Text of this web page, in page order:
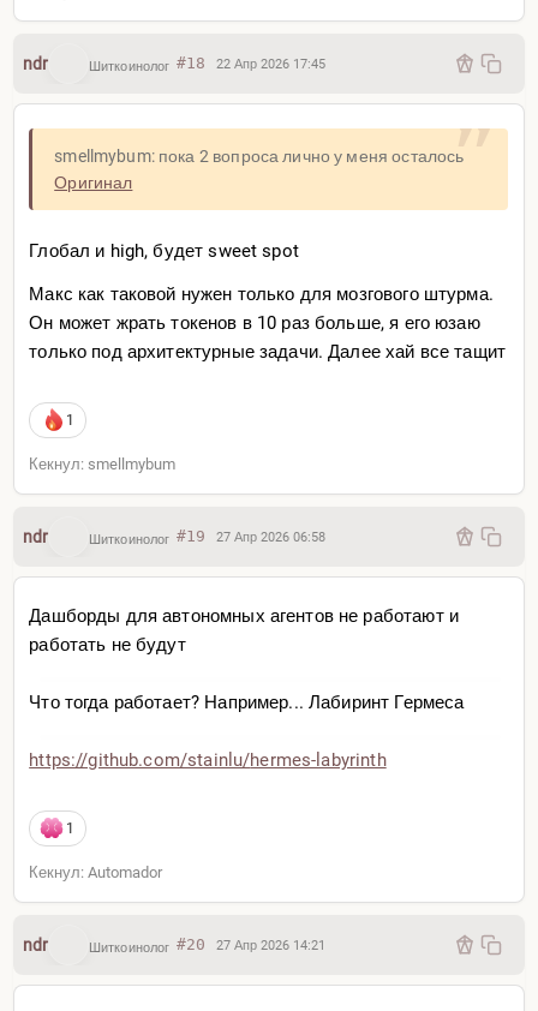
Пока еще не придумал, но сейчас план такой:
проверены и почищены вручную + JD и JDex скиллы (на
для быстрой навигации + honcho для контекста + hand-
compute скилл
Но по-хорошему, конечно, хотелось бы все conclusions
подкреплять номерами.
Все равно сессии же надо хранить. А если надо что-то
структуру типа Johny Decimal, логично? (может и нет,
но я не знаю где и в каких случаях JD может сделать
хуже)
ndr Шиткоинолог #18 22 Апр 2026 17:45
smellmybum: пока 2 вопроса лично у меня осталось
Оригинал
Глобал и high, будет sweet spot
Макс как таковой нужен только для мозгового штурма.
Он может жрать токенов в 10 раз больше, я его юзаю
только под архитектурные задачи. Далее хай все тащит
1
Кекнул: smellmybum
ndr Шиткоинолог #19 27 Апр 2026 06:58
Дашборды для автономных агентов не работают и
работать не будут
Что тогда работает? Например... Лабиринт Гермеса
https://github.com/stainlu/hermes-labyrinth
1
Кекнул: Automador
ndr Шиткоинолог #20 27 Апр 2026 14:21